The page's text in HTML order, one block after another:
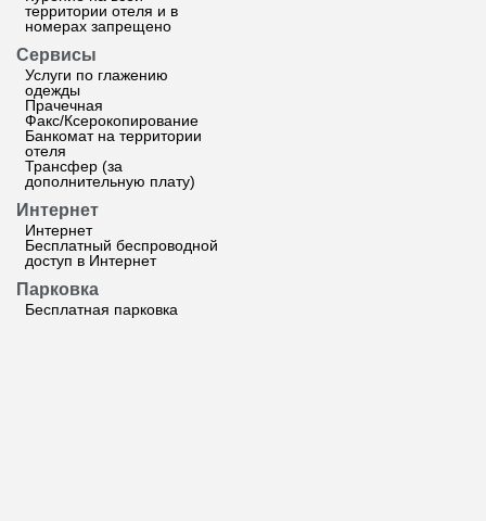
территории отеля и в
номерах запрещено
Сервисы
Услуги по глажению
одежды
Прачечная
Факс/Ксерокопирование
Банкомат на территории
отеля
Трансфер (за
дополнительную плату)
Интернет
Интернет
Бесплатный беспроводной
доступ в Интернет
Парковка
Бесплатная парковка